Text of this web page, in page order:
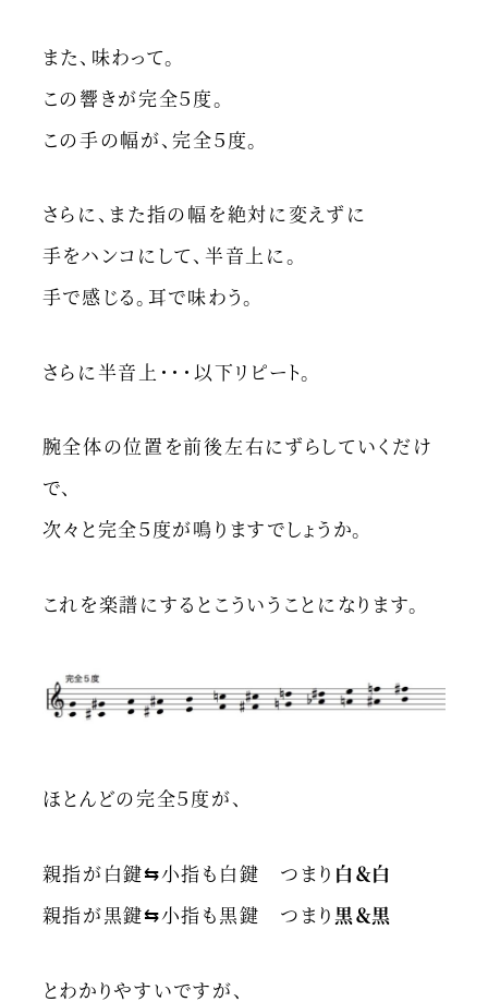
また、味わって。
この響きが完全５度。
この手の幅が、完全５度。
さらに、また指の幅を絶対に変えずに
手をハンコにして、半音上に。
手で感じる。耳で味わう。
さらに半音上・・・以下リピート。
腕全体の位置を前後左右にずらしていくだけ
で、
次々と完全５度が鳴りますでしょうか。
これを楽譜にするとこういうことになります。
ほとんどの完全５度が、
親指が白鍵⇆小指も白鍵 つまり 白＆白
親指が黒鍵⇆小指も黒鍵 つまり黒＆黒
とわかりやすいですが、